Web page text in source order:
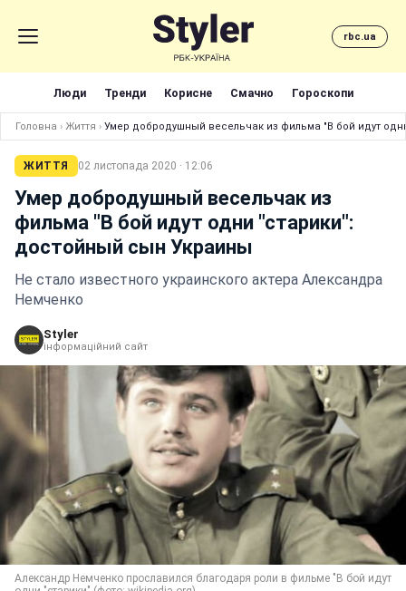
rbc.ua
Люди Тренди Корисне Смачно Гороскопи
Головна › Життя › Умер добродушный весельчак из фильма "В бой идут
ЖИТТЯ 02 листопада 2020 · 12:06
Умер добродушный весельчак из
фильма "В бой идут одни "старики":
достойный сын Украины
Не стало известного украинского актера Александра
Немченко
Styler
інформаційний сайт
Александр Немченко прославился благодаря роли в фильме "В бой идут